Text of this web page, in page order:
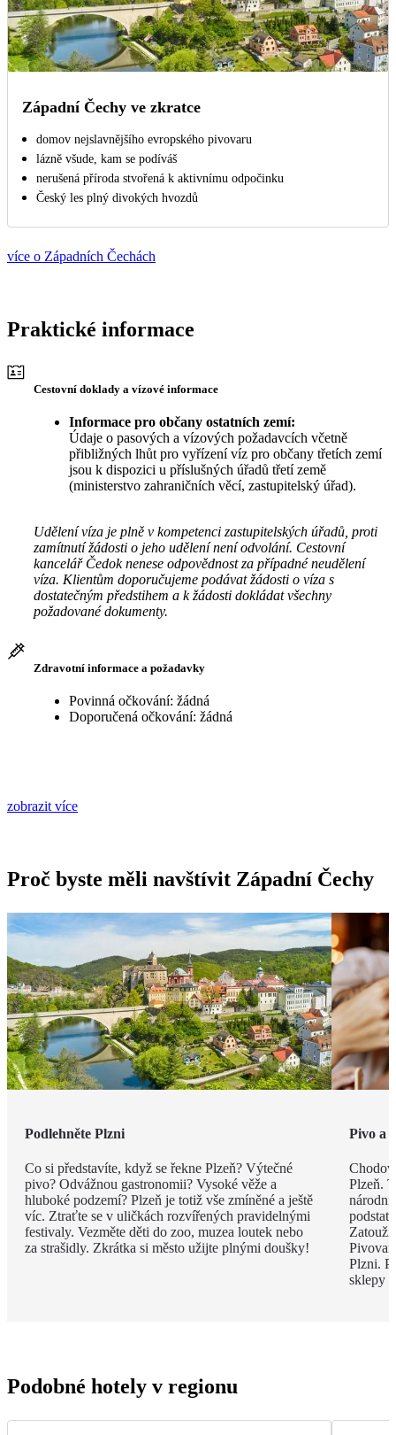
Západní Čechy ve zkratce
domov nejslavnějšího evropského pivovaru
lázně všude, kam se podíváš
nerušená příroda stvořená k aktivnímu odpočinku
Český les plný divokých hvozdů
více o Západních Čechách
Praktické informace
Cestovní doklady a vízové informace
Informace pro občany ostatních zemí:
Údaje o pasových a vízových požadavcích včetně
přibližných lhůt pro vyřízení víz pro občany třetích zemí
jsou k dispozici u příslušných úřadů třetí země
(ministerstvo zahraničních věcí, zastupitelský úřad).
Udělení víza je plně v kompetenci zastupitelských úřadů, proti
zamítnutí žádosti o jeho udělení není odvolání. Cestovní
kancelář Čedok nenese odpovědnost za případné neudělení
víza. Klientům doporučujeme podávat žádosti o víza s
dostatečným předstihem a k žádosti dokládat všechny
požadované dokumenty.
Zdravotní informace a požadavky
Povinná očkování: žádná
Doporučená očkování: žádná
zobrazit více
Proč byste měli navštívit Západní Čechy
Podlehněte Plzni
Co si představíte, když se řekne Plzeň? Výtečné
pivo? Odvážnou gastronomii? Vysoké věže a
hluboké podzemí? Plzeň je totiž vše zmíněné a ještě
víc. Ztraťte se v uličkách rozvířených pravidelnými
festivaly. Vezměte děti do zoo, muzea loutek nebo
za strašidly. Zkrátka si město užijte plnými doušky!
Pivo a
Plzeň.
národní
Plzni.
sklepy
Podobné hotely v regionu